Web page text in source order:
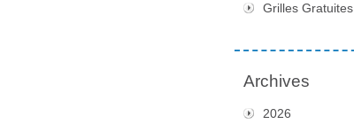
Grilles Gratuites
Archives
2026